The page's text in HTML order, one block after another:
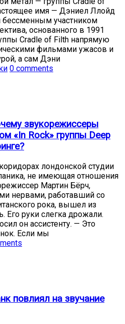
имя — Дэниел Ллойд
бессменным участником
основанного в 1991
Cradle of Filth напрямую
фильмами ужасов и
а сам Дэни
0 comments
звукорежиссеры
«In Rock» группы Deep
лондонской студии
не имеющая отношения
Мартин Бёрч,
нервами, работавший со
рока, вышел из
Его руки слегка дрожали.
он ассистенту. — Это
Если мы
повлиял на звучание